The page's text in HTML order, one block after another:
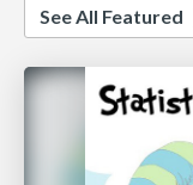
See All Featured